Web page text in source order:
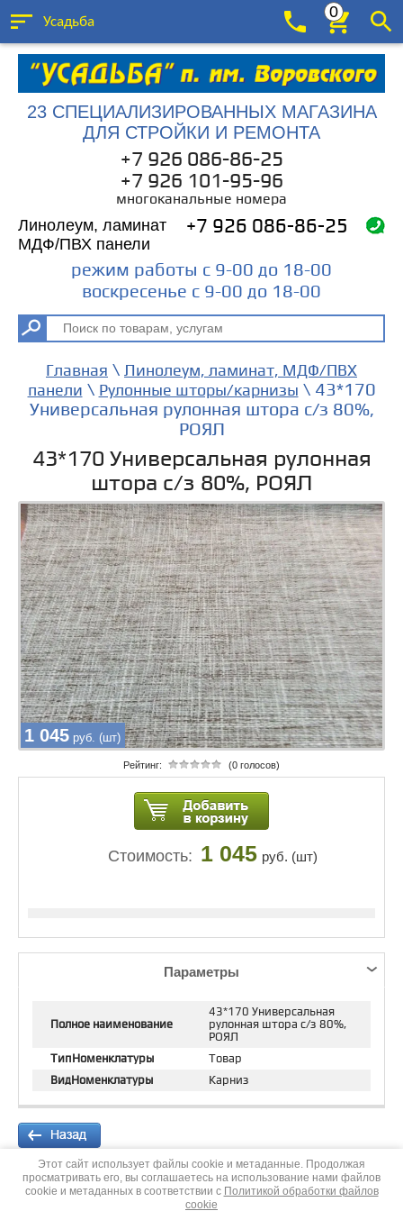
Усадьба
0
23 СПЕЦИАЛИЗИРОВАННЫХ МАГАЗИНА
ДЛЯ СТРОЙКИ И РЕМОНТА
+7 926 086-86-25
+7 926 101-95-96
многоканальные номера
Линолеум, ламинат
МДФ/ПВХ панели
+7 926 086-86-25
режим работы с 9-00 до 18-00
воскресенье с 9-00 до 18-00
Главная \ Линолеум, ламинат, МДФ/ПВХ
панели \ Рулонные шторы/карнизы \ 43*170
Универсальная рулонная штора с/з 80%,
РОЯЛ
43*170 Универсальная рулонная
штора с/з 80%, РОЯЛ
1 045 руб. (шт)
Рейтинг: (0 голосов)
Стоимость: 1 045 руб. (шт)
Параметры
Полное наименование
43*170 Универсальная
рулонная штора с/з 80%,
РОЯЛ
ТипНоменклатуры
Товар
ВидНоменклатуры
Карниз
Copyright © 2013 - 2026
Этот сайт использует файлы cookie и метаданные. Продолжая
просматривать его, вы соглашаетесь на использование нами файлов
cookie и метаданных в соответствии с Политикой обработки файлов
cookie